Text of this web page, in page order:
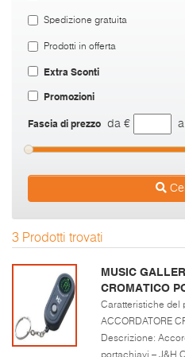
Spedizione gratuita
Prodotti in offerta
Extra Sconti
Promozioni
Fascia di prezzo da €
3 Prodotti trovati
MUSIC
CROMATICO
Caratteristiche del
ACCORDATORE
Descrizione: